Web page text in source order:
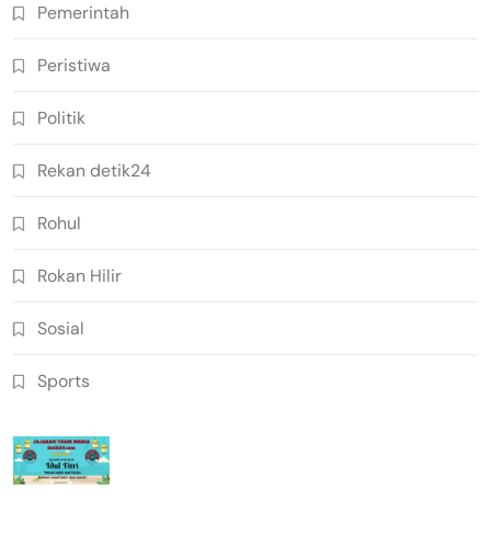
Pemerintah
Peristiwa
Politik
Rekan detik24
Rohul
Rokan Hilir
Sosial
Sports